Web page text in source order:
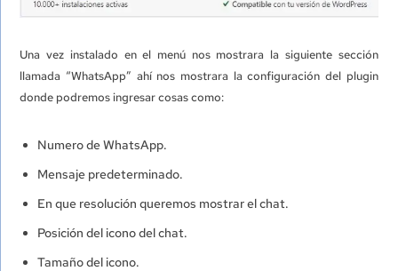
Una vez instalado en el menú nos mostrara la siguiente sección
llamada “WhatsApp” ahí nos mostrara la configuración del plugin
donde podremos ingresar cosas como:
Numero de WhatsApp.
Mensaje predeterminado.
En que resolución queremos mostrar el chat.
Posición del icono del chat.
Tamaño del icono.